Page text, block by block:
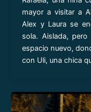
mayor a visitar a
Alex y Laura se
sola. Aislada, pero
espacio nuevo,
con Uli, una chica